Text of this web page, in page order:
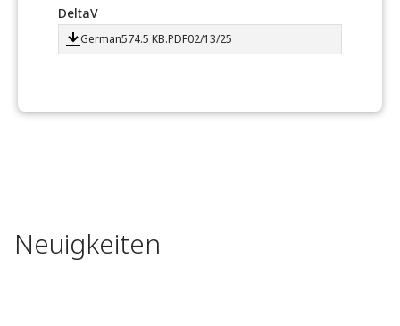
DeltaV
German574.5 KB.PDF02/13/25
Neuigkeiten